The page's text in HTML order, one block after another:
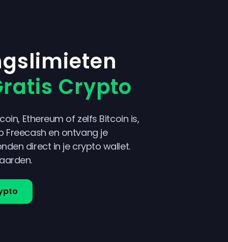
Crypto
Ethereum of zelfs Bitcoin is,
Freecash en ontvang je
direct in je crypto wallet.